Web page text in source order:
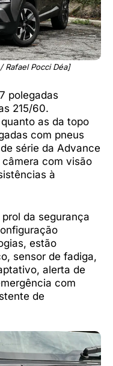
Rafael Pocci Déa]
polegadas
215/60.
as da topo
com pneus
série da Advance
com visão
à
da segurança
estão
sensor de fadiga,
alerta de
com
de